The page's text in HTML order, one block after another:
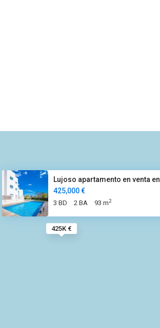
425K €
Lujoso apartamento en venta en
425,000 €
3 BD 2 BA 93 m2